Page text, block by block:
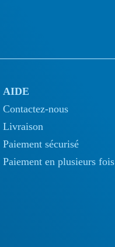
AIDE
Contactez-nous
Livraison
Paiement sécurisé
Paiement en plusieurs fois